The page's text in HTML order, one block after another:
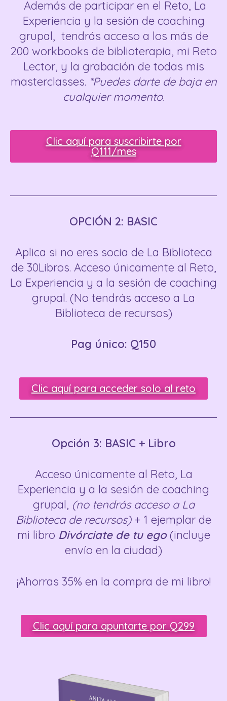
Además de participar en el Reto, La
Experiencia y la sesión de coaching
grupal, tendrás acceso a los más de
200 workbooks de biblioterapia, mi Reto
Lector, y la grabación de todas mis
masterclasses. *Puedes darte de baja en
cualquier momento.
Clic aquí para suscribirte por
Q111/mes
OPCIÓN 2: BASIC
Aplica si no eres socia de La Biblioteca
de 30Libros. Acceso únicamente al Reto,
La Experiencia y a la sesión de coaching
grupal. (No tendrás acceso a La
Biblioteca de recursos)
Pag único: Q150
Clic aquí para acceder solo al reto
Opción 3: BASIC + Libro
Acceso únicamente al Reto, La
Experiencia y a la sesión de coaching
grupal, (no tendrás acceso a La
Biblioteca de recursos) + 1 ejemplar de
mi libro Divórciate de tu ego(incluye
envío en la ciudad)
¡Ahorras 35% en la compra de mi libro!
Clic aquí para apuntarte por Q299